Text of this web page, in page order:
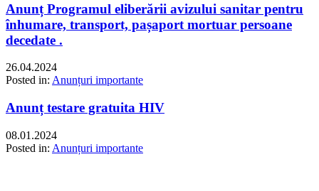
Anunț Programul eliberării avizului sanitar pentru
înhumare, transport, pașaport mortuar persoane
decedate .
26.04.2024
Posted in: Anunțuri importante
Anunț testare gratuita HIV
08.01.2024
Posted in: Anunțuri importante